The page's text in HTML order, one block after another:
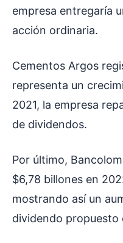
empresa entregaría
acción ordinaria.
Cementos Argos
representa un
2021, la empresa
de dividendos.
Por último,
$6,78 billones en
mostrando así un
dividendo propuesto